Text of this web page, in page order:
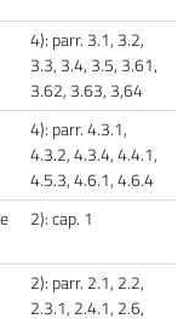
4): parr. 3.1, 3.2,
3.3, 3.4, 3.5, 3.61,
3.62, 3.63, 3,64
4): parr. 4.3.1,
4.3.2, 4.3.4, 4.4.1,
4.5.3, 4.6.1, 4.6.4
2): cap. 1
2): parr. 2.1, 2.2,
2.3.1, 2.4.1, 2.6,